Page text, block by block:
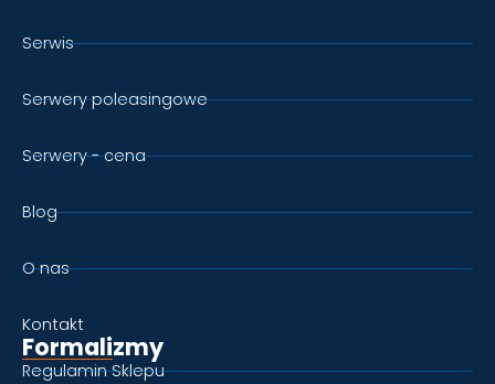
Serwis
Serwery poleasingowe
Serwery - cena
Blog
O nas
Kontakt
Formalizmy
Regulamin Sklepu